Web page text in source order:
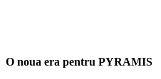
O noua era pentru PYRAMIS